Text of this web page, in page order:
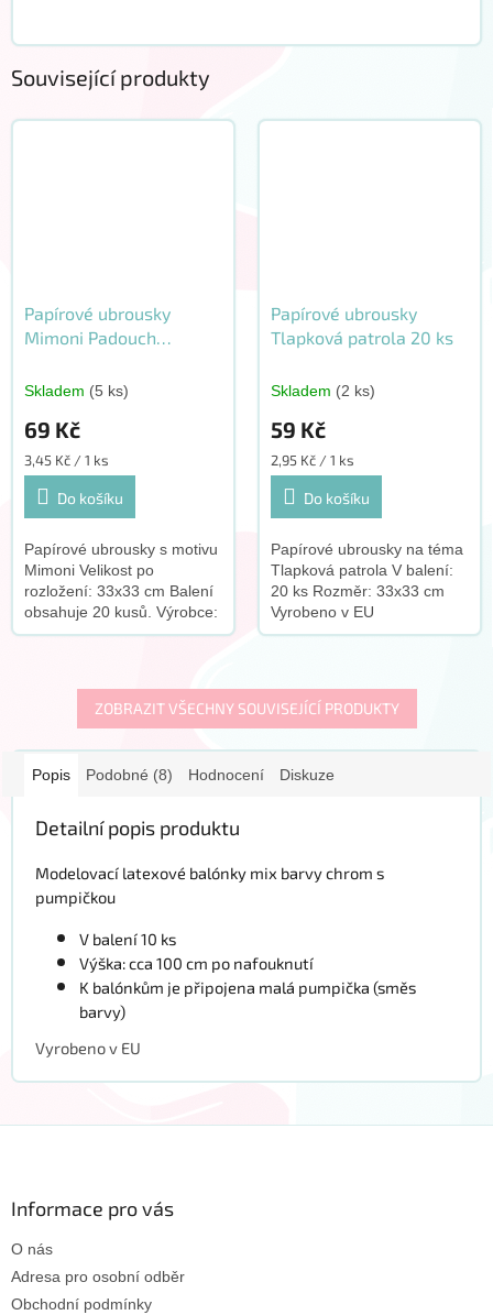
Související produkty
Papírové ubrousky
Mimoni Padouch
Skladem (5 ks)
69 Kč
Měrná
cena:
3,45 Kč / 1 ks
Do košíku
Papírové ubrousky s motivu
Mimoni Velikost po
rozložení: 33x33 cm Balení
obsahuje 20 kusů. Výrobce:
Procos
Papírové ubrousky
Tlapková patrola 20 ks
Skladem (2 ks)
59 Kč
Měrná
cena:
2,95 Kč / 1 ks
Do košíku
Papírové ubrousky na téma
Tlapková patrola V balení:
20 ks Rozměr: 33x33 cm
Vyrobeno v EU
ZOBRAZIT VŠECHNY SOUVISEJÍCÍ PRODUKTY
Popis Podobné (8) Hodnocení Diskuze
Detailní popis produktu
Modelovací latexové balónky mix barvy chrom s
pumpičkou
V balení 10 ks
Výška: cca 100 cm po nafouknutí
K balónkům je připojena malá pumpička (směs
barvy)
Vyrobeno v EU
Informace pro vás
O nás
Adresa pro osobní odběr
Obchodní podmínky